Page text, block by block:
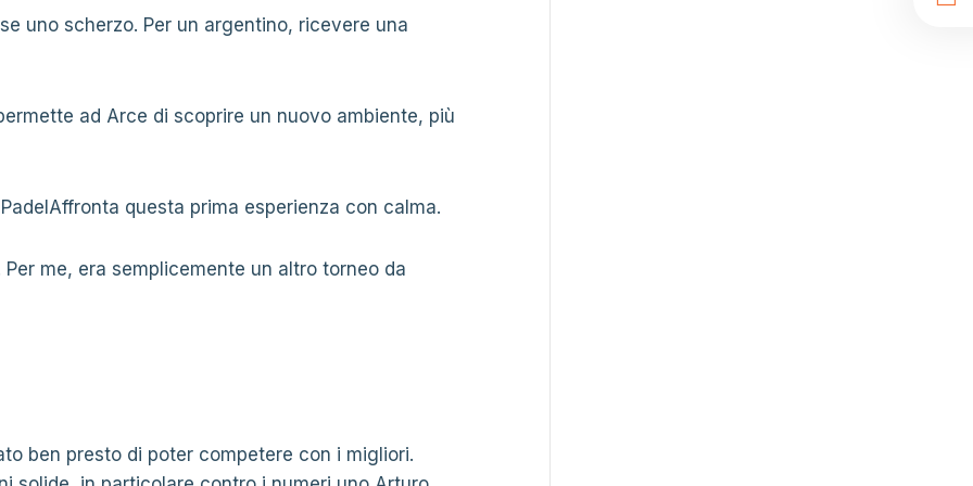
uno scherzo. Per un argentino, ricevere una
ad Arce di scoprire un nuovo ambiente, più
questa prima esperienza con calma.
me, era semplicemente un altro torneo da
ben presto di poter competere con i migliori.